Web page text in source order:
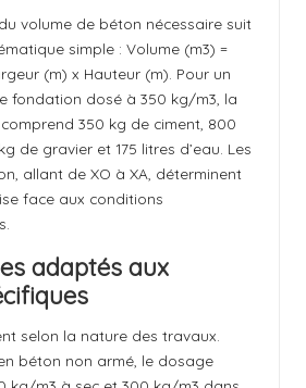
volume de béton nécessaire suit
simple : Volume (m3) =
(m) x Hauteur (m). Pour un
fondation dosé à 350 kg/m3, la
350 kg de ciment, 800
de gravier et 175 litres d’eau. Les
allant de XO à XA, déterminent
face aux conditions
adaptés aux
selon la nature des travaux.
béton non armé, le dosage